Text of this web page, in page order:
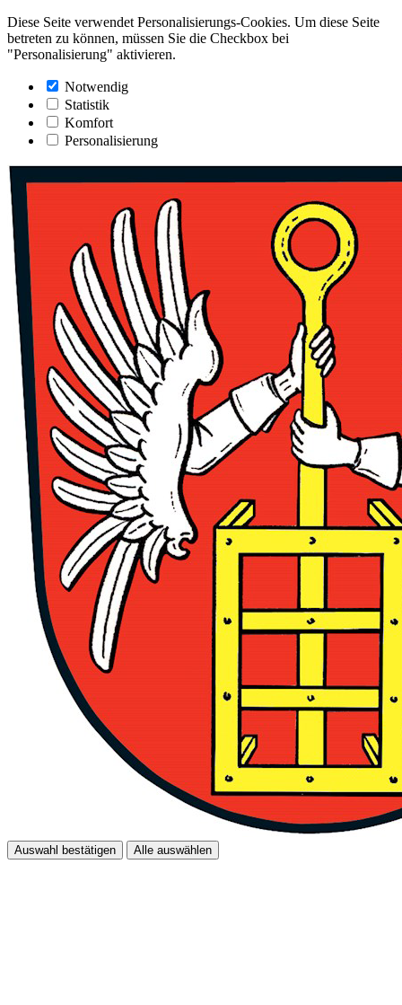
Diese Seite verwendet Personalisierungs-Cookies. Um diese Seite
betreten zu können, müssen Sie die Checkbox bei
"Personalisierung" aktivieren.
Notwendig
Statistik
Komfort
Personalisierung
Auswahl bestätigen Alle auswählen